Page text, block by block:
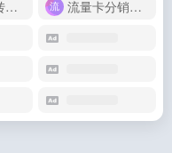
礼品单中转同步单
流量卡分销代理